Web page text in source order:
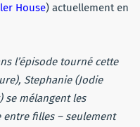
House) actuellement en
l’épisode tourné cette
Stephanie (Jodie
se mélangent les
filles – seulement